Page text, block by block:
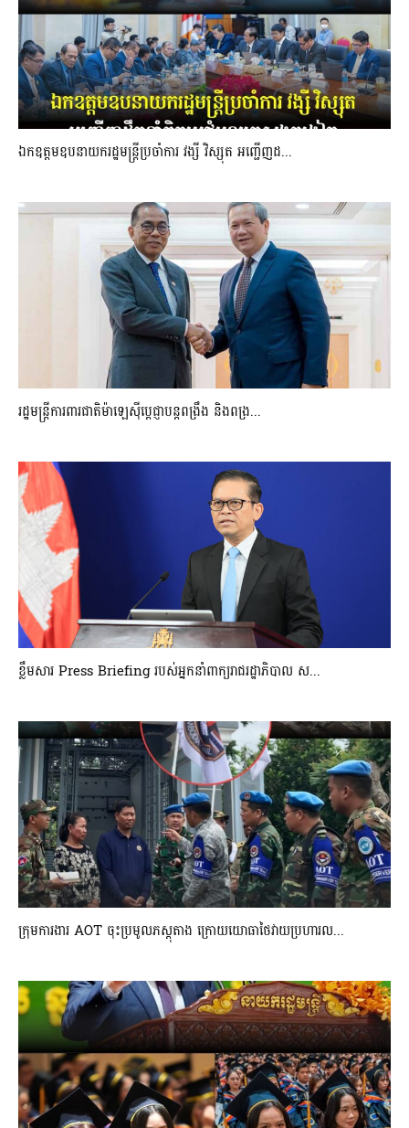
ឯកឧត្តមឧបនាយករដ្ឋមន្រ្តីប្រចាំការ វង្សី វិស្សុត អញ្ជើញដ...
រដ្ឋមន្ត្រីការពារជាតិម៉ាឡេស៊ីប្ដេជ្ញាបន្តពង្រឹង និងពង្រ...
ខ្លឹមសារ Press Briefing របស់អ្នកនាំពាក្យរាជរដ្ឋាភិបាល ស...
ក្រុមការងារ AOT ចុះប្រមូលភស្តុតាង ក្រោយយោធាថៃវាយប្រហារល...